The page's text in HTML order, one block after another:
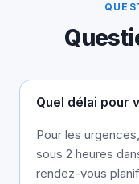
Quel délai pour
Pour les
sous 2 heures
rendez-vous